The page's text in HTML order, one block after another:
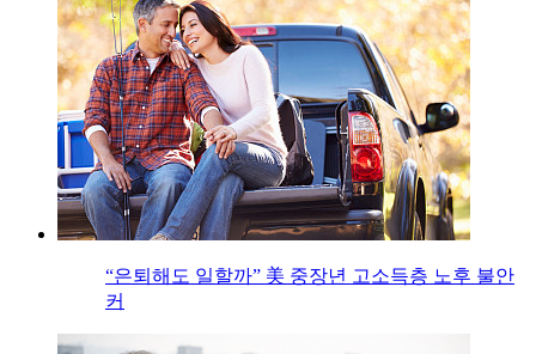
“은퇴해도 일할까” 美 중장년 고소득층 노후 불안
커